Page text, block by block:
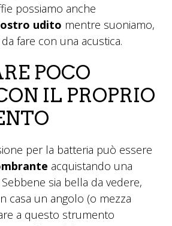
possiamo anche
udito mentre suoniamo,
fare con una acustica.
POCO
IL PROPRIO
per la batteria può essere
acquistando una
sia bella da vedere,
casa un angolo (o mezza
a questo strumento